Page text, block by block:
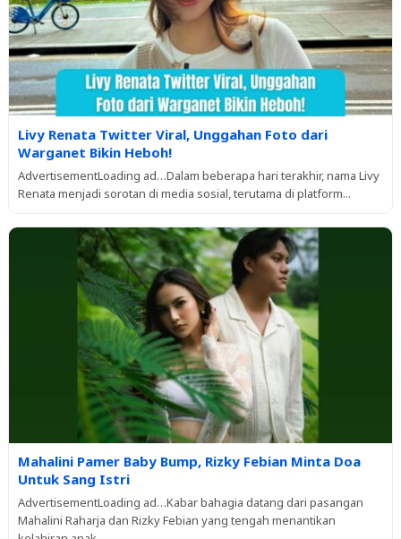
Livy Renata Twitter Viral, Unggahan Foto dari
Warganet Bikin Heboh!
AdvertisementLoading ad…Dalam beberapa hari terakhir, nama Livy
Renata menjadi sorotan di media sosial, terutama di platform...
Mahalini Pamer Baby Bump, Rizky Febian Minta Doa
Untuk Sang Istri
AdvertisementLoading ad…Kabar bahagia datang dari pasangan
Mahalini Raharja dan Rizky Febian yang tengah menantikan